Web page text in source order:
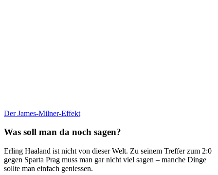
Der James-Milner-Effekt
Was soll man da noch sagen?
Erling Haaland ist nicht von dieser Welt. Zu seinem Treffer zum 2:0
gegen Sparta Prag muss man gar nicht viel sagen – manche Dinge
sollte man einfach geniessen.